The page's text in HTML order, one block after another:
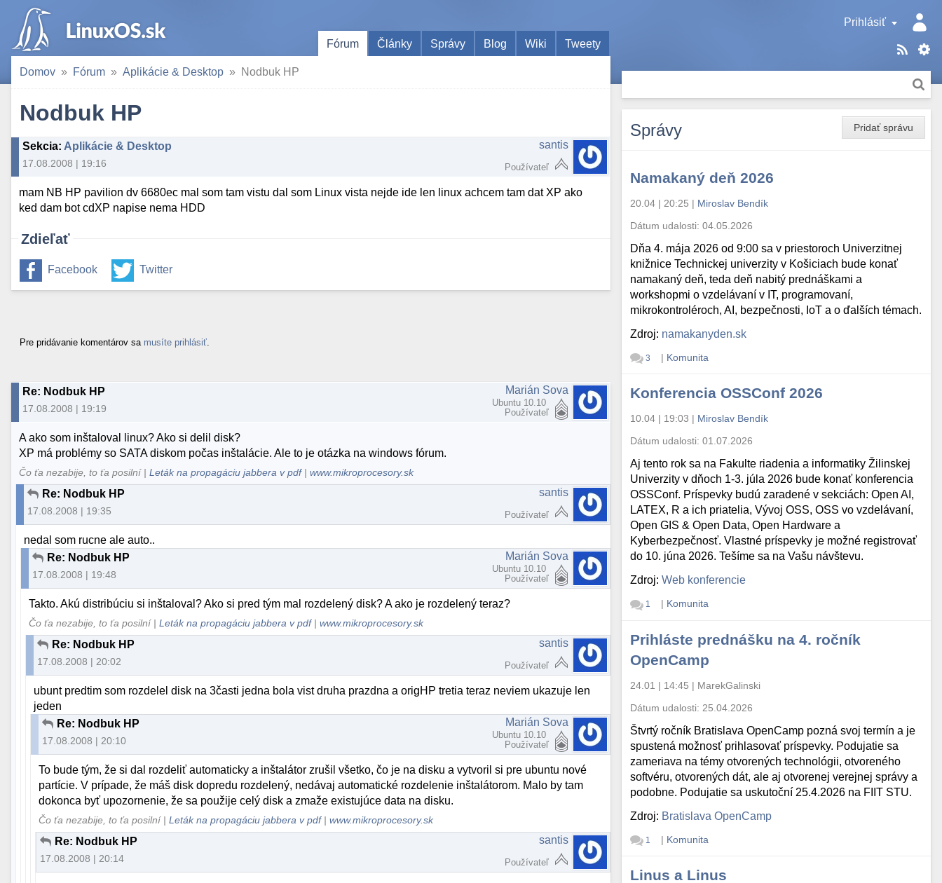
Prihlásiť
Fórum
Články Správy Blog Wiki Tweety
Domov Fórum Aplikácie & Desktop Nodbuk HP
Nodbuk HP
Sekcia: Aplikácie & Desktop
17.08.2008 | 19:16
santis
Používateľ
mam NB HP pavilion dv 6680ec mal som tam vistu dal som Linux vista nejde ide len linux achcem tam dat XP ako
ked dam bot cdXP napise nema HDD
Zdieľať
Facebook Twitter
Pre pridávanie komentárov sa musíte prihlásiť
Re: Nodbuk HP
17.08.2008 | 19:19
Marián Sova
Ubuntu 10.10
Používateľ
A ako som inštaloval linux? Ako si delil disk?
XP má problémy so SATA diskom počas inštalácie. Ale to je otázka na windows fórum.
Čo ťa nezabije, to ťa posilní |Leták na propagáciu jabbera v pdf|www.mikroprocesory.sk
Re: Nodbuk HP
17.08.2008 | 19:35
santis
Používateľ
nedal som rucne ale auto..
Re: Nodbuk HP
17.08.2008 | 19:48
Marián Sova
Ubuntu 10.10
Používateľ
Takto. Akú distribúciu si inštaloval? Ako si pred tým mal rozdelený disk? A ako je rozdelený teraz?
Čo ťa nezabije, to ťa posilní |Leták na propagáciu jabbera v pdf|www.mikroprocesory.sk
Re: Nodbuk HP
17.08.2008 | 20:02
santis
Používateľ
ubunt predtim som rozdelel disk na 3časti jedna bola vist druha prazdna a origHP tretia teraz neviem ukazuje len
jeden
Re: Nodbuk HP
17.08.2008 | 20:10
Marián Sova
Ubuntu 10.10
Používateľ
To bude tým, že si dal rozdeliť automaticky a inštalátor zrušil všetko, čo je na disku a vytvoril si pre ubuntu nové
partície. V prípade, že máš disk dopredu rozdelený, nedávaj automatické rozdelenie inštalátorom. Malo by tam
dokonca byť upozornenie, že sa použije celý disk a zmaže existujúce data na disku.
Čo ťa nezabije, to ťa posilní |Leták na propagáciu jabbera v pdf|www.mikroprocesory.sk
Re: Nodbuk HP
17.08.2008 | 20:14
santis
Používateľ
Pridať správu
Správy
Namakaný deň 2026
20.04 | 20:25 | Miroslav Bendík
Dátum udalosti:04.05.2026
Dňa 4. mája 2026 od 9:00 sa v priestoroch Univerzitnej
knižnice Technickej univerzity v Košiciach bude konať
namakaný deň, teda deň nabitý prednáškami a
workshopmi o vzdelávaní v IT, programovaní,
mikrokontroléroch, AI, bezpečnosti, IoT a o ďalších témach.
Zdroj: namakanyden.sk
3 | Komunita
Konferencia OSSConf 2026
10.04 | 19:03 | Miroslav Bendík
Dátum udalosti:01.07.2026
Aj tento rok sa na Fakulte riadenia a informatiky Žilinskej
Univerzity v dňoch 1-3. júla 2026 bude konať konferencia
OSSConf. Príspevky budú zaradené v sekciách: Open AI,
LATEX, R a ich priatelia, Vývoj OSS, OSS vo vzdelávaní,
Open GIS & Open Data, Open Hardware a
Kyberbezpečnosť. Vlastné príspevky je možné registrovať
do 10. júna 2026. Tešíme sa na Vašu návštevu.
Zdroj:Web konferencie
1 | Komunita
Prihláste prednášku na 4. ročník
OpenCamp
24.01 | 14:45 | MarekGalinski
Dátum udalosti: 25.04.2026
Štvrtý ročník Bratislava OpenCamp pozná svoj termín a je
spustená možnosť prihlasovať príspevky. Podujatie sa
zameriava na témy otvorených technológii, otvoreného
softvéru, otvorených dát, ale aj otvorenej verejnej správy a
podobne. Podujatie sa uskutoční 25.4.2026 na FIIT STU.
Zdroj: Bratislava OpenCamp
1 | Komunita
Linus a Linus